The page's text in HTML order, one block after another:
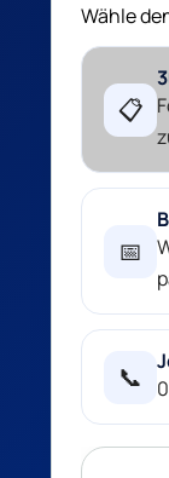
Wähle
📋
📅
📞